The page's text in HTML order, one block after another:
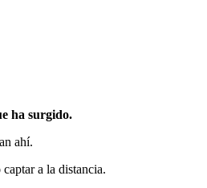
ha surgido.
ahí.
a la distancia.